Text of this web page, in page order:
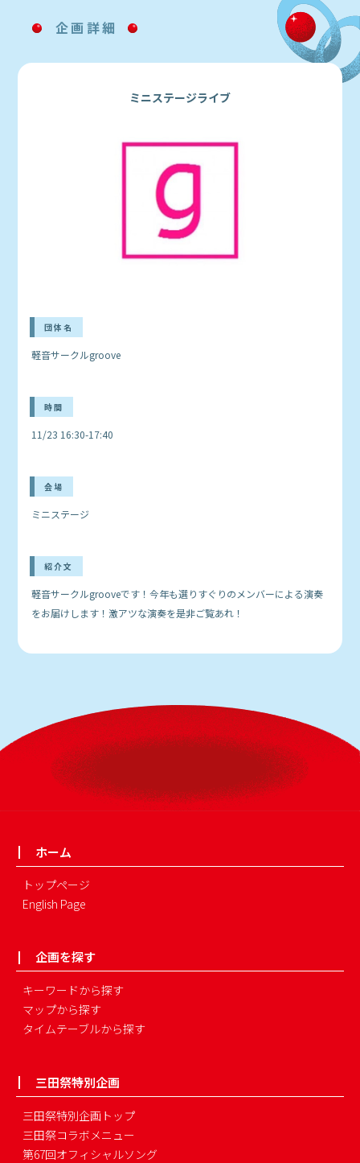
企画詳細
ミニステージライブ
団体名
軽音サークルgroove
時間
11/23 16:30-17:40
会場
ミニステージ
紹介文
軽音サークルgrooveです！今年も選りすぐりのメンバーによる演奏
をお届けします！激アツな演奏を是非ご覧あれ！
ホーム
トップページ
English Page
企画を探す
キーワードから探す
マップから探す
タイムテーブルから探す
三田祭特別企画
三田祭特別企画トップ
三田祭コラボメニュー
第67回オフィシャルソング